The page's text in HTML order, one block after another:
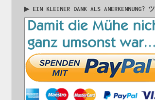
▶ EIN KLEINER DANK ALS ANERKENNUNG? ツ